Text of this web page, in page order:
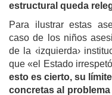
estructural queda
Para ilustrar estas
caso de los niños
de la ‹izquierda›
que «el Estado
esto es cierto, su
concretas al